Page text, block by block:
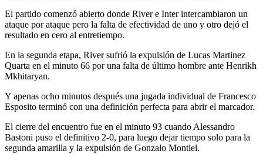
El partido comenzó abierto donde River e Inter intercambiaron un
ataque por ataque pero la falta de efectividad de uno y otro dejó el
resultado en cero al entretiempo.
En la segunda etapa, River sufrió la expulsión de Lucas Martinez
Quarta en el minuto 66 por una falta de último hombre ante Henrikh
Mkhitaryan.
Y apenas ocho minutos después una jugada individual de Francesco
Esposito terminó con una definición perfecta para abrir el marcador.
El cierre del encuentro fue en el minuto 93 cuando Alessandro
Bastoni puso el definitivo 2-0, para luego dejar tiempo solo para la
segunda amarilla y la expulsión de Gonzalo Montiel.